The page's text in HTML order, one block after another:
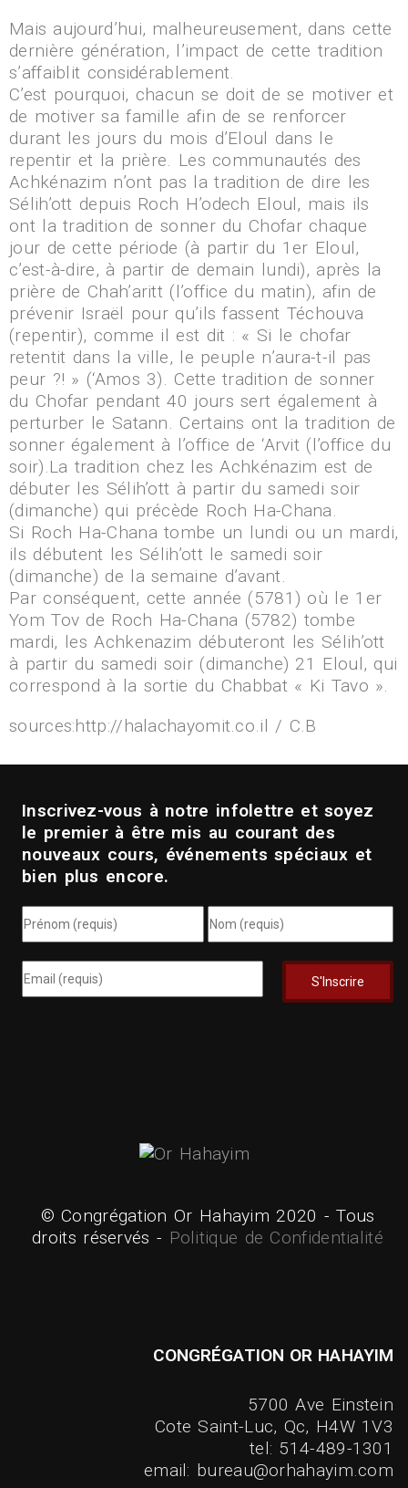
Mais aujourd’hui, malheureusement, dans cette
dernière génération, l’impact de cette tradition
s’affaiblit considérablement.
C’est pourquoi, chacun se doit de se motiver et
de motiver sa famille afin de se renforcer
durant les jours du mois d’Eloul dans le
repentir et la prière. Les communautés des
Achkénazim n’ont pas la tradition de dire les
Sélih’ott depuis Roch H’odech Eloul, mais ils
ont la tradition de sonner du Chofar chaque
jour de cette période (à partir du 1er Eloul,
c’est-à-dire, à partir de demain lundi), après la
prière de Chah’aritt (l’office du matin), afin de
prévenir Israël pour qu’ils fassent Téchouva
(repentir), comme il est dit : « Si le chofar
retentit dans la ville, le peuple n’aura-t-il pas
peur ?! » (‘Amos 3). Cette tradition de sonner
du Chofar pendant 40 jours sert également à
perturber le Satann. Certains ont la tradition de
sonner également à l’office de ‘Arvit (l’office du
soir).La tradition chez les Achkénazim est de
débuter les Sélih’ott à partir du samedi soir
(dimanche) qui précède Roch Ha-Chana.
Si Roch Ha-Chana tombe un lundi ou un mardi,
ils débutent les Sélih’ott le samedi soir
(dimanche) de la semaine d’avant.
Par conséquent, cette année (5781) où le 1er
Yom Tov de Roch Ha-Chana (5782) tombe
mardi, les Achkenazim débuteront les Sélih’ott
à partir du samedi soir (dimanche) 21 Eloul, qui
correspond à la sortie du Chabbat « Ki Tavo ».
sources:http://halachayomit.co.il / C.B
Inscrivez-vous à notre infolettre et soyez
le premier à être mis au courant des
nouveaux cours, événements spéciaux et
bien plus encore.
© Congrégation Or Hahayim 2020 - Tous
droits réservés - Politique de Confidentialité
CONGRÉGATION OR HAHAYIM
5700 Ave Einstein
Cote Saint-Luc, Qc, H4W 1V3
tel: 514-489-1301
email: bureau@orhahayim.com